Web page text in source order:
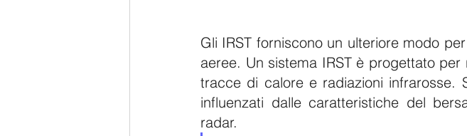
Gli IRST forniscono un ulteriore modo
aeree. Un sistema IRST è progettato
tracce di calore e radiazioni infrarosse.
influenzati dalle caratteristiche del
radar.